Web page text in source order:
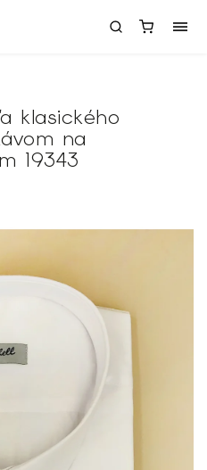
klasického
na
19343